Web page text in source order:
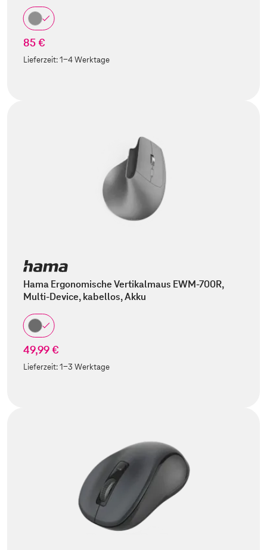
85 €
Lieferzeit:1-4 Werktage
Hama Ergonomische Vertikalmaus EWM-700R,
Multi-Device, kabellos, Akku
49,99 €
Lieferzeit:1-3 Werktage